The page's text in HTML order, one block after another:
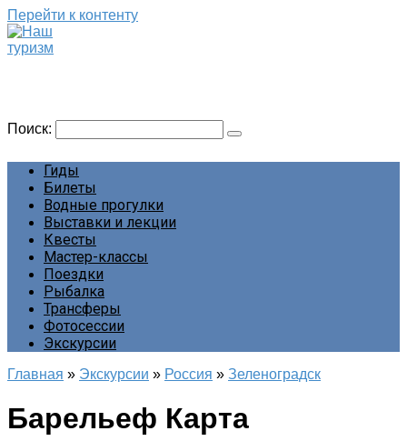
Перейти к контенту
Поиск:
Гиды
Билеты
Водные прогулки
Выставки и лекции
Квесты
Мастер-классы
Поездки
Рыбалка
Трансферы
Фотосессии
Экскурсии
Главная » Экскурсии » Россия » Зеленоградск
Барельеф Карта